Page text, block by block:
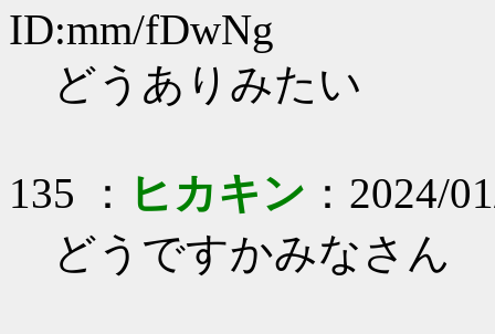
ID:mm/fDwNg
どうありみたい
135 ： ヒカキン ：2024/
どうですかみなさん